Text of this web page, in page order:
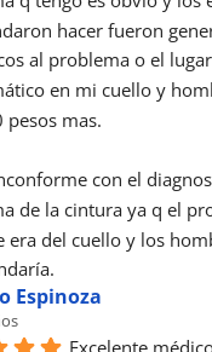
hacer fueron
al problema o el lugar
en mi cuello y
pesos mas.
con el
de la cintura ya q el
era del cuello y los
Espinoza
Excelente